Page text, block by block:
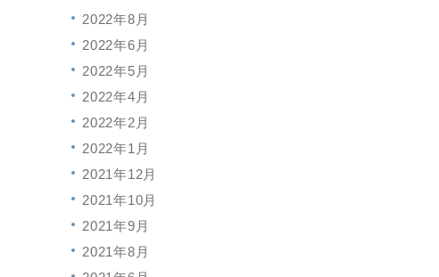
2022年8月
2022年6月
2022年5月
2022年4月
2022年2月
2022年1月
2021年12月
2021年10月
2021年9月
2021年8月